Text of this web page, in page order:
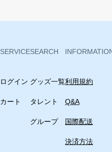
¥550
¥550 JPY
缶バッジ
¥550 JPY
SERVICE
ログイン
カート
SEARCH
グッズ一覧
タレント
グループ
利用規約
Q&A
国際配送
決済方法